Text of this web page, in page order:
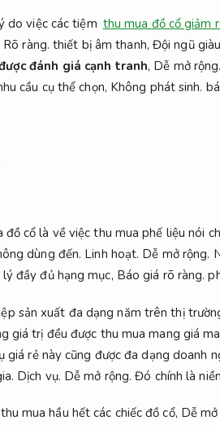
do việc các tiệm thu mua đồ cổ giảm
Rõ ràng. thiết bị âm thanh, Đội ngũ
đánh giá cạnh tranh, Dễ mở rộng.
cầu cụ thể chọn, Không phát sinh.
cổ là về việc thu mua phế liệu nói
dùng đến. Linh hoạt. Dễ mở rộng.
đầy đủ hạng mục, Báo giá rõ ràng.
sản xuất đa dạng năm trên thị
giá trị đều được thu mua mang giá
giá rẻ này cũng được đa dạng doanh
Dịch vụ. Dễ mở rộng. Đó chính là
mua hầu hết các chiếc đồ cổ, Dễ